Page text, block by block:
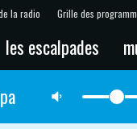
la radio Grille des
les escalpades